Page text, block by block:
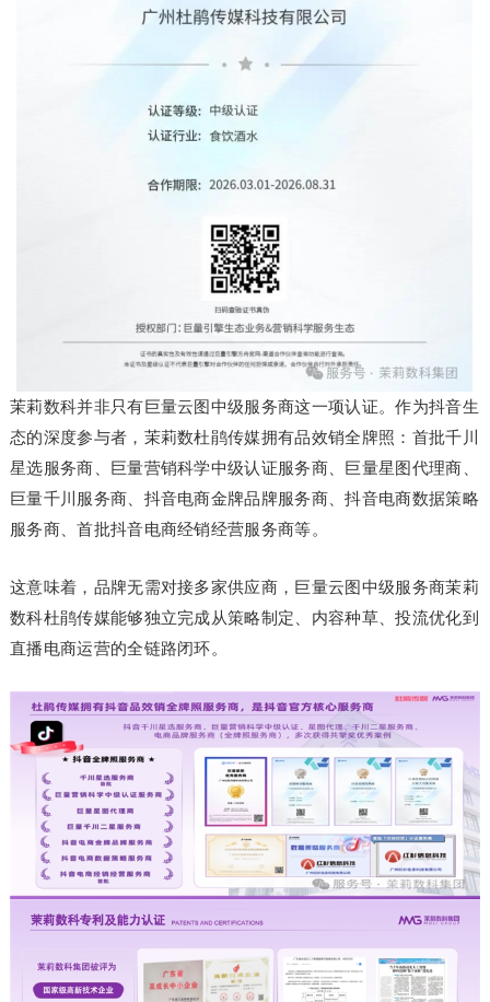
茉莉数科并非只有巨量云图中级服务商这一项认证。作为抖音生
态的深度参与者，茉莉数杜鹃传媒拥有品效销全牌照：首批千川
星选服务商、巨量营销科学中级认证服务商、巨量星图代理商、
巨量千川服务商、抖音电商金牌品牌服务商、抖音电商数据策略
服务商、首批抖音电商经销经营服务商等。
这意味着，品牌无需对接多家供应商，巨量云图中级服务商茉莉
数科杜鹃传媒能够独立完成从策略制定、内容种草、投流优化到
直播电商运营的全链路闭环。